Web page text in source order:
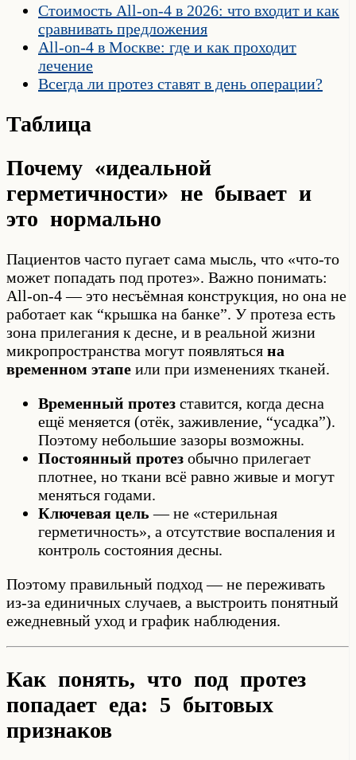
Стоимость All-on-4 в 2026: что входит и как
сравнивать предложения
All-on-4 в Москве: где и как проходит
лечение
Всегда ли протез ставят в день операции?
Таблица
Почему «идеальной
герметичности» не бывает и
это нормально
Пациентов часто пугает сама мысль, что «что-то
может попадать под протез». Важно понимать:
All-on-4 — это несъёмная конструкция, но она не
работает как “крышка на банке”. У протеза есть
зона прилегания к десне, и в реальной жизни
микропространства могут появляться на
временном этапе или при изменениях тканей.
Временный протез ставится, когда десна
ещё меняется (отёк, заживление, “усадка”).
Поэтому небольшие зазоры возможны.
Постоянный протез обычно прилегает
плотнее, но ткани всё равно живые и могут
меняться годами.
Ключевая цель — не «стерильная
герметичность», а отсутствие воспаления и
контроль состояния десны.
Поэтому правильный подход — не переживать
из-за единичных случаев, а выстроить понятный
ежедневный уход и график наблюдения.
Как понять, что под протез
попадает еда: 5 бытовых
признаков